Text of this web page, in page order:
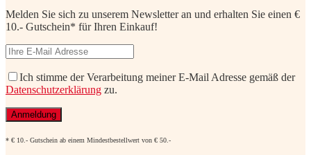
Melden Sie sich zu unserem Newsletter an und erhalten Sie einen €
10.- Gutschein* für Ihren Einkauf!
Ich stimme der Verarbeitung meiner E-Mail Adresse gemäß der
Datenschutzerklärung zu.
* € 10.- Gutschein ab einem Mindestbestellwert von € 50.-